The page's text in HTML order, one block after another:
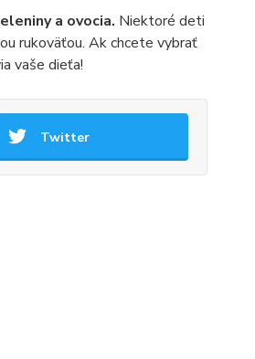
a ovocia. Niektoré deti
rukoväťou. Ak chcete vybrať
vaše dieťa!
Twitter